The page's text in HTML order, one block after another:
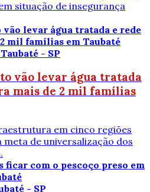
situação de insegurança
- SP
vão levar água tratada
mais de 2 mil famílias
em cinco regiões
de universalização dos
- SP